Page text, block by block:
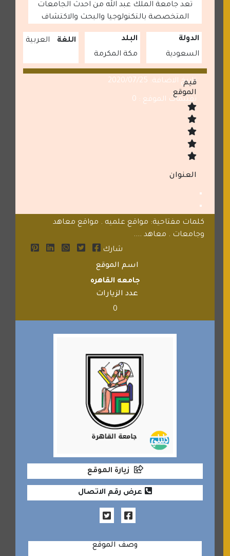
تعد جامعة الملك عبد الله من احدث الجامعات
المتخصصة بالتكنولوجيا والبحث والاكتشاف
الدولة
السعودية
البلد
مكة المكرمة
اللغة العربية
تاريخ الاضافة: 2020/07/25
تقييمات الموقع : 0
قيم
الموقع
العنوان
كلمات مفتاحية: مواقع علميه . مواقع معاهد
وجامعات . معاهد ....
شارك
اسم الموقع
جامعه القاهره
عدد الزيارات
0
زيارة الموقع
عرض رقم الاتصال
وصف الموقع